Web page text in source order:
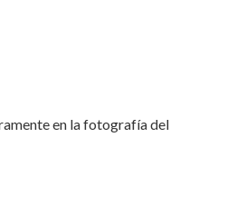
en la fotografía del